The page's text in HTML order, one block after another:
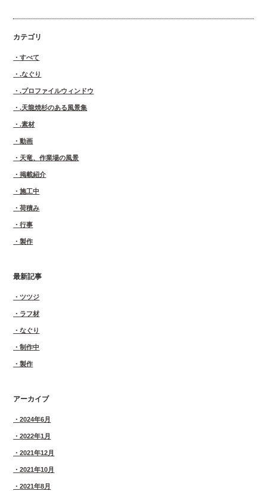
カテゴリ
すべて
.なぐり
.プロファイルウィンドウ
.天龍焼杉のある風景集
.素材
動画
天竜、作業場の風景
掲載紹介
施工中
荷積み
行事
製作
最新記事
ツツジ
ラフ材
なぐり
制作中
製作
アーカイブ
2024年6月
2022年1月
2021年12月
2021年10月
2021年8月